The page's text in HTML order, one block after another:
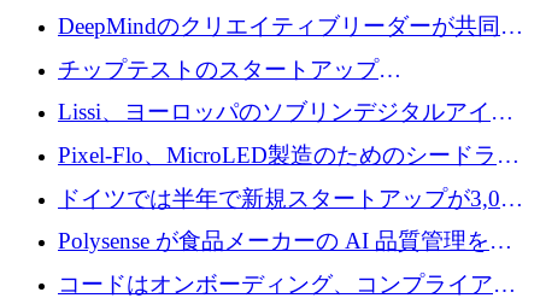
がプレシードで 220 万ドルを調達
DeepMindのクリエイティブリーダーが共同設
立したAIライティングのスタートアップが
1,300万ドルのシード投資を調達
チップテストのスタートアップ
QuantumDiamondsが株式資金で1,500万ユーロ
Lissi、ヨーロッパのソブリンデジタルアイデ
ンティティの未来を推進するために350万ユー
ロを調達
Pixel-Flo、MicroLED製造のためのシードラウ
ンドで525万ポンドを獲得
ドイツでは半年で新規スタートアップが3,000
社という記録を目の当たりにし、涙を流すハ
ンブルク
Polysense が食品メーカーの AI 品質管理を拡
張するために 1,070 万ドルを調達
コードはオンボーディング、コンプライアン